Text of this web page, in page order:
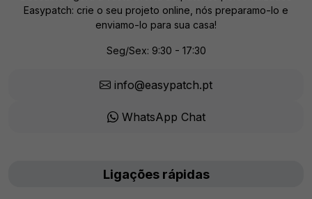
Easypatch: crie o seu projeto online, nós preparamo-lo e
enviamo-lo para sua casa!
Seg/Sex: 9:30 - 17:30
info@easypatch.pt
WhatsApp Chat
Ligações rápidas